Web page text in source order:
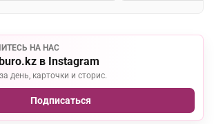
НА НАС
в Instagram
день, карточки и сторис.
Подписаться